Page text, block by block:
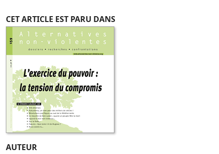
AUTEUR
CET ARTICLE EST PARU DANS